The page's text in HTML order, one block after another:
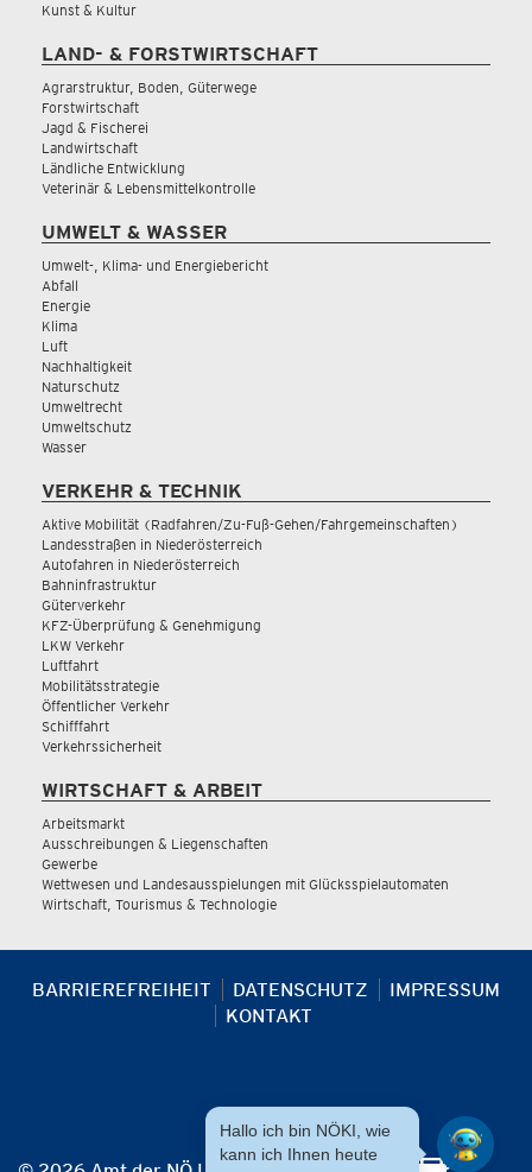
Kunst & Kultur
LAND- & FORSTWIRTSCHAFT
Agrarstruktur, Boden, Güterwege
Forstwirtschaft
Jagd & Fischerei
Landwirtschaft
Ländliche Entwicklung
Veterinär & Lebensmittelkontrolle
UMWELT & WASSER
Umwelt-, Klima- und Energiebericht
Abfall
Energie
Klima
Luft
Nachhaltigkeit
Naturschutz
Umweltrecht
Umweltschutz
Wasser
VERKEHR & TECHNIK
Aktive Mobilität (Radfahren/Zu-Fuß-Gehen/Fahrgemeinschaften)
Landesstraßen in Niederösterreich
Autofahren in Niederösterreich
Bahninfrastruktur
Güterverkehr
KFZ-Überprüfung & Genehmigung
LKW Verkehr
Luftfahrt
Mobilitätsstrategie
Öffentlicher Verkehr
Schifffahrt
Verkehrssicherheit
WIRTSCHAFT & ARBEIT
Arbeitsmarkt
Ausschreibungen & Liegenschaften
Gewerbe
Wettwesen und Landesausspielungen mit Glücksspielautomaten
Wirtschaft, Tourismus & Technologie
BARRIEREFREIHEIT DATENSCHUTZ
IMPRESSUM
KONTAKT
Hallo ich bin NÖKI, wie
kann ich Ihnen heute